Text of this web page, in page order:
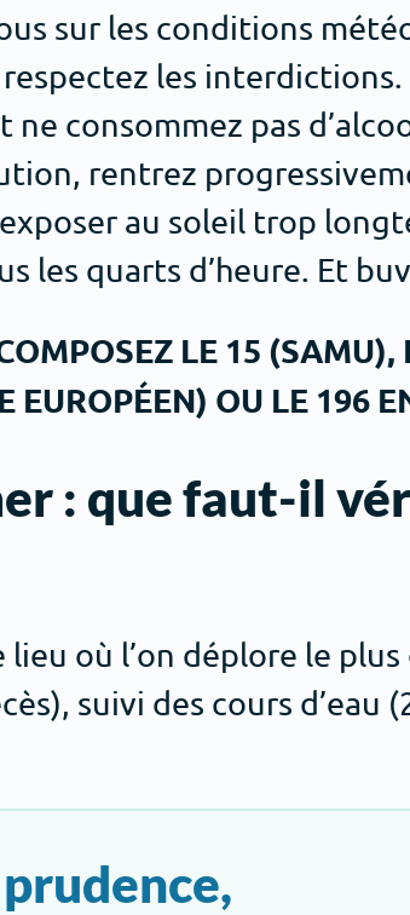
sur les conditions
les
ne consommez pas
rentrez
au soleil trop
les quarts d’heure. Et
LE 15
EUROPÉEN) OU LE 196
: que faut-il
lieu où l’on déplore le
suivi des cours d’eau